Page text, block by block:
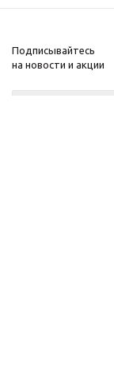
Подписывайтесь
на новости и акции